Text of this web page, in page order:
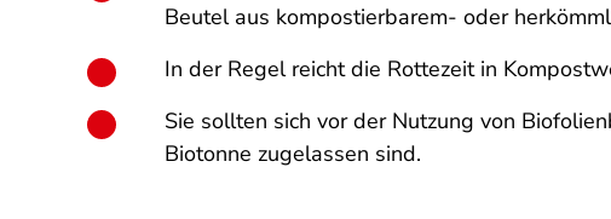
Beutel aus kompostierbarem- oder
In der Regel reicht die Rottezeit in
Sie sollten sich vor der Nutzung von
Biotonne zugelassen sind.